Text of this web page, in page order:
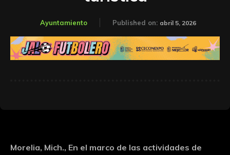
Ayuntamiento Published on: abril 5, 2026
Morelia, Mich., En el marco de las actividades de